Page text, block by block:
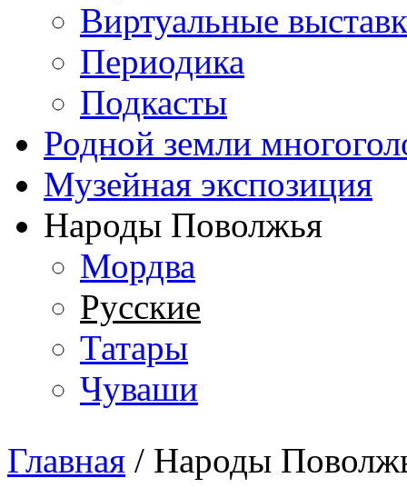
Виртуальные
Периодика
Подкасты
Родной земли
Музейная экспозиция
Народы Поволжья
Мордва
Русские
Татары
Чуваши
Вы здесь
Главная / Народы